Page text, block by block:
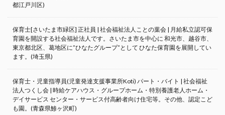
都江戸川区)
保育士[さいたま市緑区] 正社員 | 社会福祉法人ことの葉会 | 月給私立認可保
育園を開設する社会福祉法人です。さいたま市を中心に 和光市、越谷市、
東京都北区、葛地区に”ひなたグループ”として ひなた保育園を展開してい
ます。(埼玉県)
保育士・児童指導員(児童発達支援事業所Koti) パート・バイト | 社会福祉
法人つくし会 | 時給ケアハウス・グループホーム・特別養護老人ホーム・
デイサービス センター・サービス付高齢者向け住宅等。その他、認定こど
も園。(青森県鯵ヶ沢町)